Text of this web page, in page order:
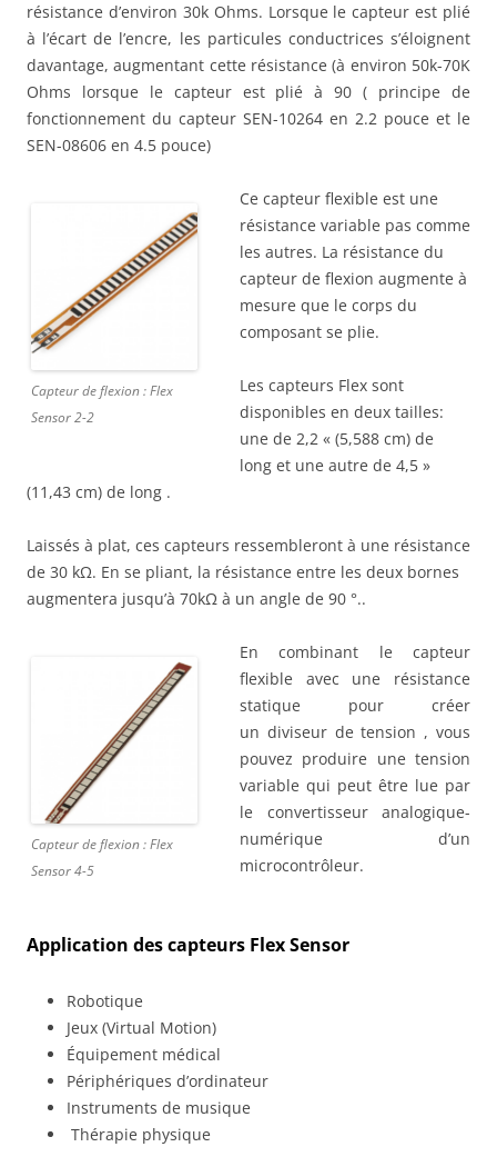
résistance d’environ 30k Ohms. Lorsque le capteur est plié
à l’écart de l’encre, les particules conductrices s’éloignent
davantage, augmentant cette résistance (à environ 50k-70K
Ohms lorsque le capteur est plié à 90 ( principe de
fonctionnement du capteur SEN-10264 en 2.2 pouce et le
SEN-08606 en 4.5 pouce)
Capteur de flexion : Flex
Sensor 2-2
Ce capteur flexible est une
résistance variable pas comme
les autres. La résistance du
capteur de flexion augmente à
mesure que le corps du
composant se plie.
Les capteurs Flex sont
disponibles en deux tailles:
une de 2,2 « (5,588 cm) de
long et une autre de 4,5 »
(11,43 cm) de long .
Laissés à plat, ces capteurs ressembleront à une résistance
de 30 kΩ. En se pliant, la résistance entre les deux bornes
augmentera jusqu’à 70kΩ à un angle de 90 °..
Capteur de flexion : Flex
Sensor 4-5
En combinant le capteur
flexible avec une résistance
statique pour créer
un diviseur de tension , vous
pouvez produire une tension
variable qui peut être lue par
le convertisseur analogique-
numérique d’un
microcontrôleur.
Application des capteurs Flex Sensor
Robotique
Jeux (Virtual Motion)
Équipement médical
Périphériques d’ordinateur
Instruments de musique
Thérapie physique